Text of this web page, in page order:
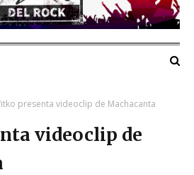
presenta videoclip de Machacanta
videoclip de